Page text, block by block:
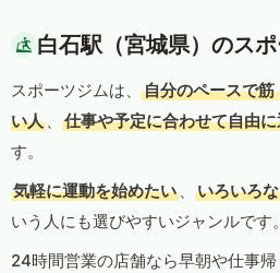
白石駅（宮城県）のス
スポーツジムは、
自分のペースで
い人 、 仕事や予定に合わせて自由
す。
気軽に運動を始めたい 、 いろいろ
いう人にも選びやすいジャンルです。
24時間営業の店舗なら早朝や仕事